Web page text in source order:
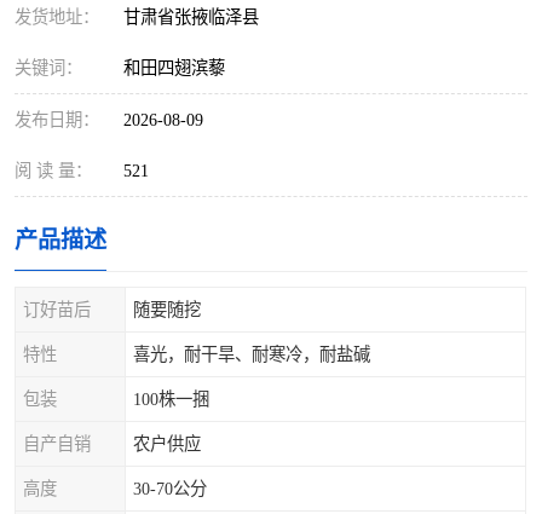
发货地址： 甘肃省张掖临泽县
关键词： 和田四翅滨藜
发布日期： 2026-08-09
阅 读 量： 521
产品描述
订好苗后 随要随挖
特性 喜光，耐干旱、耐寒冷，耐盐碱
包装 100株一捆
自产自销 农户供应
高度 30-70公分